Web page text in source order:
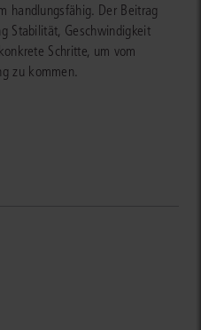
handlungsfähig. Der Beitrag
Stabilität, Geschwindigkeit
Schritte, um vom
zu kommen.